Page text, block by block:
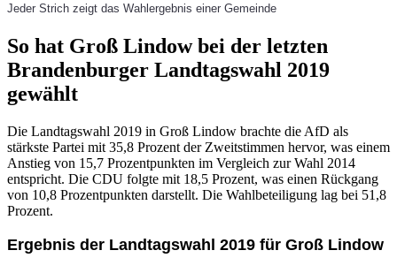
Jeder Strich zeigt das Wahlergebnis einer Gemeinde
So hat Groß Lindow bei der letzten
Brandenburger Landtagswahl 2019
gewählt
Die Landtagswahl 2019 in Groß Lindow brachte die AfD als
stärkste Partei mit 35,8 Prozent der Zweitstimmen hervor, was einem
Anstieg von 15,7 Prozentpunkten im Vergleich zur Wahl 2014
entspricht. Die CDU folgte mit 18,5 Prozent, was einen Rückgang
von 10,8 Prozentpunkten darstellt. Die Wahlbeteiligung lag bei 51,8
Prozent.
Ergebnis der Landtagswahl 2019 für Groß Lindow